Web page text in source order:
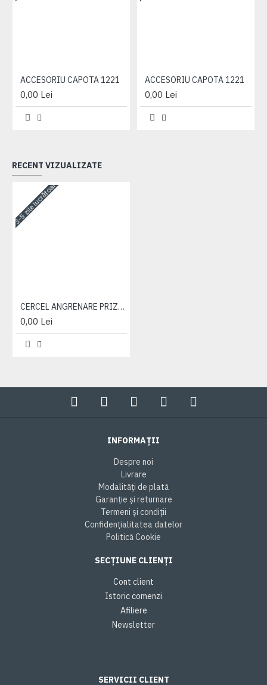
ACCESORIU CAPOTA 1221
0,00 Lei
ACCESORIU CAPOTA 1221
0,00 Lei
RECENT VIZUALIZATE
3-5 zile lucrătoare
CERCEL ANGRENARE PRIZA PUTERE
0,00 Lei
INFORMAȚII
Despre noi
Livrare
Modalități de plată
Garanție și returnare
Termeni și condiții
Confidențialitatea datelor
Politică Cookie
SECȚIUNE CLIENȚI
Cont client
Istoric comenzi
Afiliere
Newsletter
SERVICII CLIENT